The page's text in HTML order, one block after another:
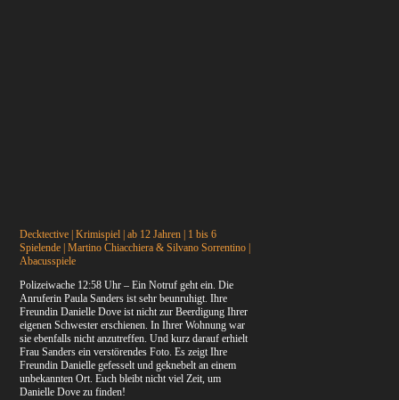
Decktective | Krimispiel | ab 12 Jahren | 1 bis 6
Spielende | Martino Chiacchiera & Silvano Sorrentino |
Abacusspiele
Polizeiwache 12:58 Uhr – Ein Notruf geht ein. Die
Anruferin Paula Sanders ist sehr beunruhigt. Ihre
Freundin Danielle Dove ist nicht zur Beerdigung Ihrer
eigenen Schwester erschienen. In Ihrer Wohnung war
sie ebenfalls nicht anzutreffen. Und kurz darauf erhielt
Frau Sanders ein verstörendes Foto. Es zeigt Ihre
Freundin Danielle gefesselt und geknebelt an einem
unbekannten Ort. Euch bleibt nicht viel Zeit, um
Danielle Dove zu finden!